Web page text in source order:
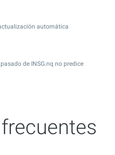
automática
de INSG.nq no predice